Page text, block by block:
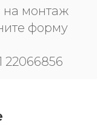
на монтаж
форму
22066856